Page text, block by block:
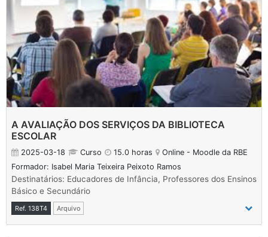
A AVALIAÇÃO DOS SERVIÇOS DA BIBLIOTECA
ESCOLAR
2025-03-18 Curso 15.0 horas
Online - Moodle da RBE
Formador: Isabel Maria Teixeira Peixoto Ramos
Destinatários: Educadores de Infância, Professores dos Ensinos
Básico e Secundário
Ref. 138T4 Arquivo